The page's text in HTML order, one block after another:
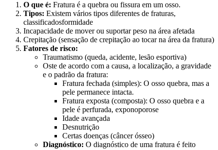
O que é: Fratura é a quebra ou fissura em um osso.
Tipos: Existem vários tipos diferentes de fraturas,
classificadosformidade
Incapacidade de mover ou suportar peso na área afetada
Crepitação (sensação de crepitação ao tocar na área da fratura)
Fatores de risco:
Traumatismo (queda, acidente, lesão esportiva)
Oste de acordo com a causa, a localização, a gravidade
e o padrão da fratura:
Fratura fechada (simples): O osso quebra, mas a
pele permanece intacta.
Fratura exposta (composta): O osso quebra e a
pele é perfurada, exponoporose
Idade avançada
Desnutrição
Certas doenças (câncer ósseo)
Diagnóstico: O diagnóstico de uma fratura é feito